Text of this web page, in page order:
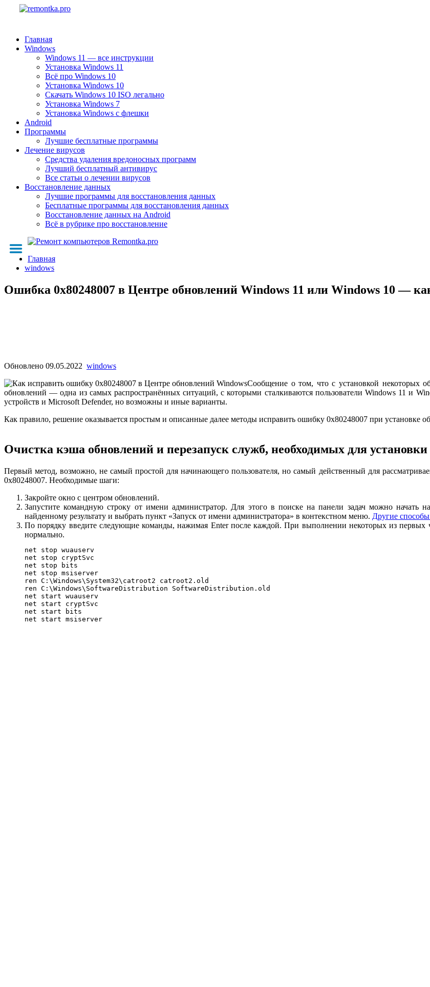
Главная
Windows
Windows 11 — все инструкции
Установка Windows 11
Всё про Windows 10
Установка Windows 10
Скачать Windows 10 ISO легально
Установка Windows 7
Установка Windows с флешки
Android
Программы
Лучшие бесплатные программы
Лечение вирусов
Средства удаления вредоносных программ
Лучший бесплатный антивирус
Все статьи о лечении вирусов
Восстановление данных
Лучшие программы для восстановления данных
Бесплатные программы для восстановления данных
Восстановление данных на Android
Всё в рубрике про восстановление
Главная
windows
Ошибка 0x80248007 в Центре обновлений Windows 11 или Windows 10 —
Обновлено 09.05.2022 windows
Сообщение о том, что с установкой некоторых
обновлений — одна из самых распространённых ситуаций, с которыми сталкиваются пользователи Windows 11 и
устройств и Microsoft Defender, но возможны и иные варианты.
Как правило, решение оказывается простым и описанные далее методы исправить ошибку 0x80248007 при установке
Очистка кэша обновлений и перезапуск служб, необходимых для
Первый метод, возможно, не самый простой для начинающего пользователя, но самый действенный для
0x80248007. Необходимые шаги:
Закройте окно с центром обновлений.
Запустите командную строку от имени администратор. Для этого в поиске на панели задач можно начать
найденному результату и выбрать пункт «Запуск от имени администратора» в контекстном меню. Другие
По порядку введите следующие команды, нажимая Enter после каждой. При выполнении некоторых из
нормально.
net stop wuauserv
net stop cryptSvc
net stop bits
net stop msiserver
ren C:\Windows\System32\catroot2 catroot2.old
ren C:\Windows\SoftwareDistribution SoftwareDistribution.old
net start wuauserv
net start cryptSvc
net start bits
net start msiserver